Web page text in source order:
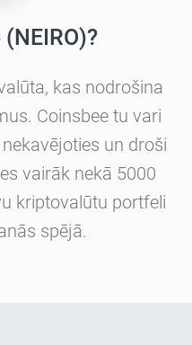
kas nodrošina
Coinsbee tu vari
un droši
vairāk nekā 5000
kriptovalūtu portfeli
spējā.